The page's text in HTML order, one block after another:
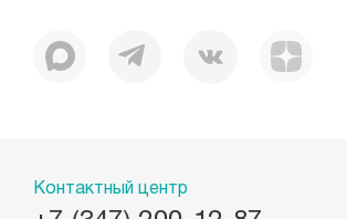
Контактный центр